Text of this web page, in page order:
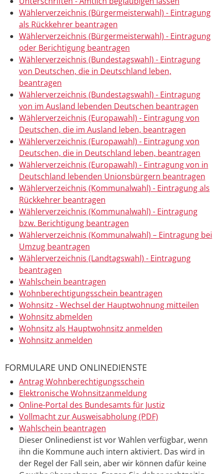
Wählerverzeichnis (Bürgermeisterwahl) - Eintragung
als Rückkehrer beantragen
Wählerverzeichnis (Bürgermeisterwahl) - Eintragung
oder Berichtigung beantragen
Wählerverzeichnis (Bundestagswahl) - Eintragung
von Deutschen, die in Deutschland leben,
beantragen
Wählerverzeichnis (Bundestagswahl) - Eintragung
von im Ausland lebenden Deutschen beantragen
Wählerverzeichnis (Europawahl) - Eintragung von
Deutschen, die im Ausland leben, beantragen
Wählerverzeichnis (Europawahl) - Eintragung von
Deutschen, die in Deutschland leben, beantragen
Wählerverzeichnis (Europawahl) - Eintragung von in
Deutschland lebenden Unionsbürgern beantragen
Wählerverzeichnis (Kommunalwahl) - Eintragung als
Rückkehrer beantragen
Wählerverzeichnis (Kommunalwahl) - Eintragung
bzw. Berichtigung beantragen
Wählerverzeichnis (Kommunalwahl) – Eintragung bei
Umzug beantragen
Wählerverzeichnis (Landtagswahl) - Eintragung
beantragen
Wahlschein beantragen
Wohnberechtigungsschein beantragen
Wohnsitz - Wechsel der Hauptwohnung mitteilen
Wohnsitz abmelden
Wohnsitz als Hauptwohnsitz anmelden
Wohnsitz anmelden
FORMULARE UND ONLINEDIENSTE
Antrag Wohnberechtigungsschein
Elektronische Wohnsitzanmeldung
Online-Portal des Bundesamts für Justiz
Vollmacht zur Ausweisabholung (PDF)
Wahlschein beantragen
Dieser Onlinedienst ist vor Wahlen verfügbar, wenn
ihn die Kommune auch intern aktiviert. Das wird in
der Regel der Fall sein, aber wir können dafür keine